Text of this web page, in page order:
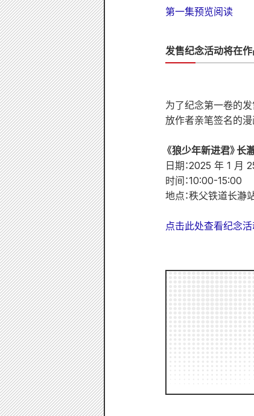
第一集预览阅读
发售纪念活动将在作
为了纪念第一卷的
放作者亲笔签名的
《狼少年新进君》长
日期：2025 年 1 月
时间：10:00-15:00
地点：秩父铁道长瀞
点击此处查看纪念